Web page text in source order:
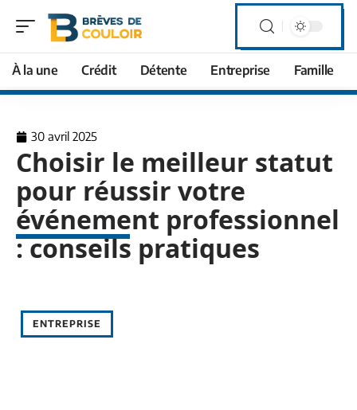
À la une Crédit Détente Entreprise Famille
30 avril 2025
Choisir le meilleur statut
pour réussir votre
événement professionnel
: conseils pratiques
ENTREPRISE